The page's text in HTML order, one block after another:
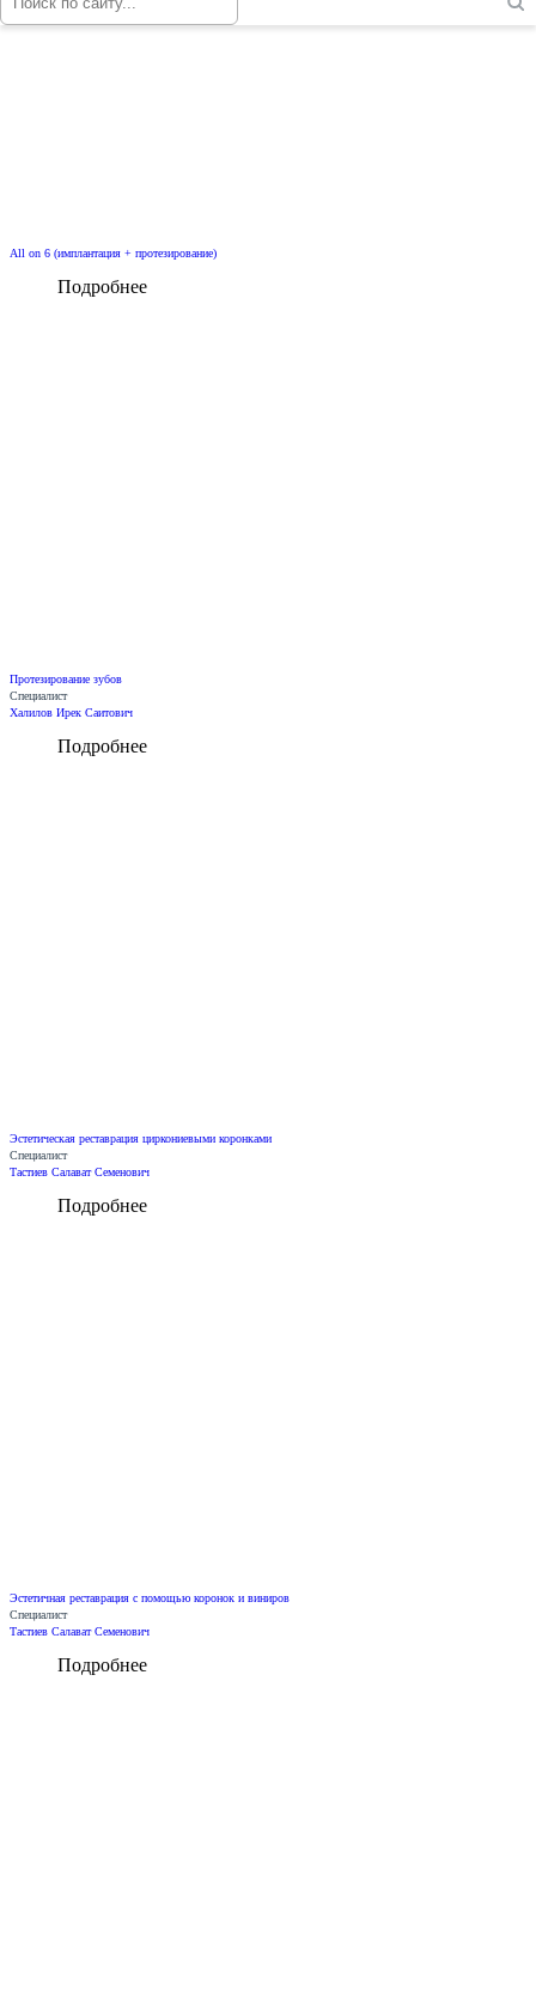
All on 6 (имплантация + протезирование)
Подробнее
Протезирование зубов
Специалист
Халилов Ирек Саитович
Подробнее
Эстетическая реставрация циркониевыми коронками
Специалист
Тастиев Салават Семенович
Подробнее
Эстетичная реставрация с помощью коронок и виниров
Специалист
Тастиев Салават Семенович
Подробнее